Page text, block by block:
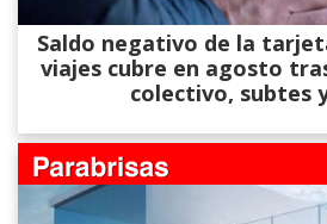
Saldo negativo de la
viajes cubre en agosto
colectivo, subtes